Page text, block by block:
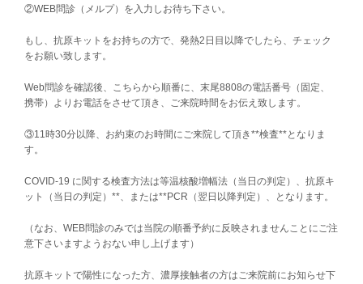
②WEB問診（メルプ）を入力しお待ち下さい。
もし、抗原キットをお持ちの方で、発熱2日目以降でしたら、チェック
をお願い致します。
Web問診を確認後、こちらから順番に、末尾8808の電話番号（固定、
携帯）よりお電話をさせて頂き、ご来院時間をお伝え致します。
③11時30分以降、お約束のお時間にご来院して頂き**検査**となりま
す。
COVID-19 に関する検査方法は等温核酸増幅法（当日の判定）、抗原キ
ット（当日の判定）**、または**PCR（翌日以降判定）、となります。
（なお、WEB問診のみでは当院の順番予約に反映されませんことにご注
意下さいますようおない申し上げます）
抗原キットで陽性になった方、濃厚接触者の方はご来院前にお知らせ下